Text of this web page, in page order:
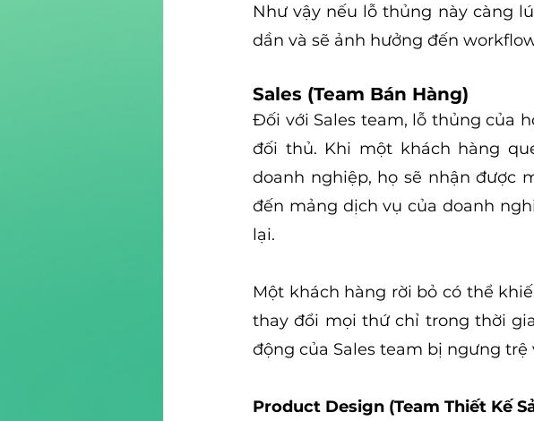
Như vậy nếu lỗ thủng này càng
dần và sẽ ảnh hưởng đến
Sales (Team Bán Hàng)
Đối với Sales team, lỗ thủng của
đối thủ. Khi một khách hàng
doanh nghiệp, họ sẽ nhận được
đến mảng dịch vụ của doanh
lại.
Một khách hàng rời bỏ có thể
thay đổi mọi thứ chỉ trong thời
động của Sales team bị ngưng
Product Design (Team Thiết Kế